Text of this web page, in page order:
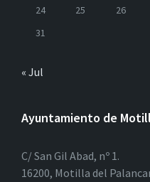
24
25 26
31
« Jul
Ayuntamiento de
C/ San Gil Abad, nº 1.
16200, Motilla del